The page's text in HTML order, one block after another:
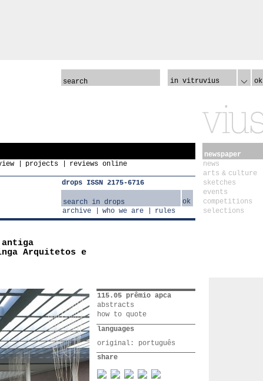
in vitruvius ok
projects reviews online
drops ISSN 2175-6716
ok
archive
who we are
rules
antiga
Arquitetos e
115.05 prêmio apca
abstracts
how to quote
languages
original: português
share
newspaper
news
arts & culture
sketches
events
competitions
selections